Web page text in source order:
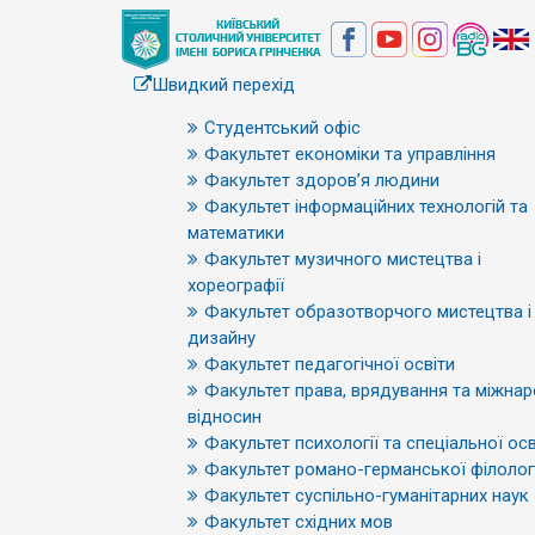
Швидкий перехід
Студентський офіс
Факультет економіки та управління
Факультет здоров’я людини
Факультет інформаційних технологій та
математики
Факультет музичного мистецтва і
хореографії
Факультет образотворчого мистецтва і
дизайну
Факультет педагогічної освіти
Факультет права, врядування та
відносин
Факультет психології та спеціальної
Факультет романо-германської
Факультет суспільно-гуманітарних наук
Факультет східних мов